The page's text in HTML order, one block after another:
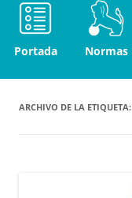
Portada Normas
ARCHIVO DE LA ETIQUETA: